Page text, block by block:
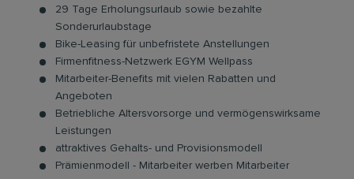
29 Tage Erholungsurlaub sowie bezahlte
Sonderurlaubstage
Bike-Leasing für unbefristete Anstellungen
Firmenfitness-Netzwerk EGYM Wellpass
Mitarbeiter-Benefits mit vielen Rabatten und
Angeboten
Betriebliche Altersvorsorge und vermögenswirksame
Leistungen
attraktives Gehalts- und Provisionsmodell
Prämienmodell - Mitarbeiter werben Mitarbeiter